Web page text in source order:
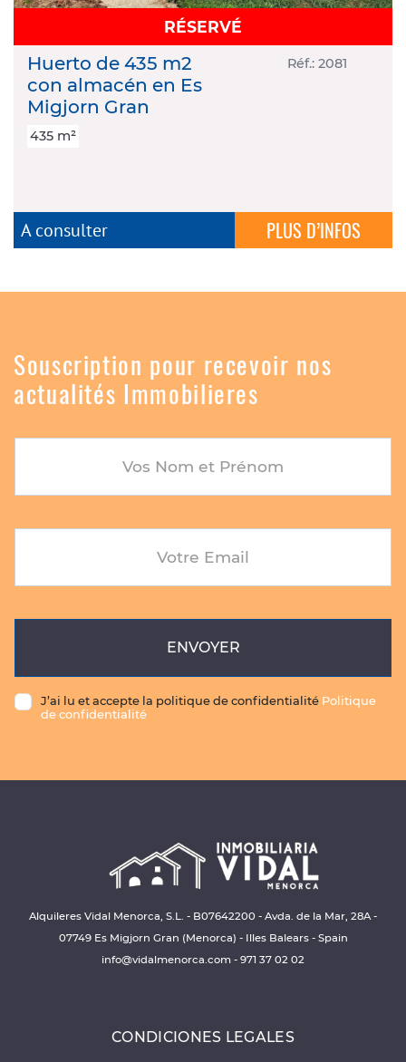
RÉSERVÉ
Huerto de 435 m2
con almacén en Es
Migjorn Gran
Réf.: 2081
435 m²
A consulter PLUS D’INFOS
Souscription pour recevoir nos
actualités Immobilieres
Vos Nom et Prénom
Votre Email
ENVOYER
J’ai lu et accepte la politique de confidentialité Politique
de confidentialité
Alquileres Vidal Menorca, S.L. - B07642200 - Avda. de la Mar, 28A -
07749 Es Migjorn Gran (Menorca) - Illes Balears - Spain
info@vidalmenorca.com - 971 37 02 02
CONDICIONES LEGALES